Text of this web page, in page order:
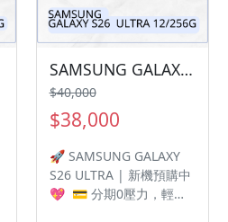
權利 下單前請先私訊和加
LINE來幫您安排快速審核
及回報審核進度 LINE
ID:@kjg6280d 大呼小叫
辰通訊行 雲林縣虎尾鎮林
森路二段200號 電話:05-
6339809 在地經營12年店
SAMSUNG GALAXY S26 ULTRA 12/256G 有額度快速過件 🎯 想換新機？現在就是最佳時機！現貨當天審件當天過件即可以馬上寄出
$40,000
$38,000
🚀 SAMSUNG GALAXY
S26 ULTRA | 新機預購中
💖 💳 分期0壓力，輕鬆